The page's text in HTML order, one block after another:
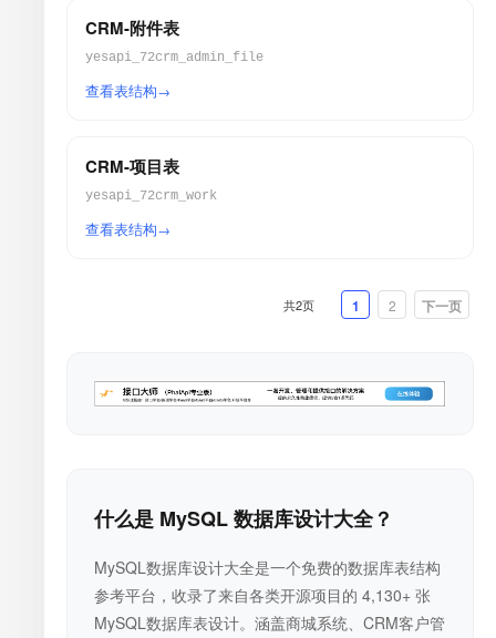
CRM-附件表
yesapi_72crm_admin_file
查看表结构
CRM-项目表
yesapi_72crm_work
查看表结构
1 2 下一页
共2页
什么是 MySQL 数据库设计大全？
MySQL数据库设计大全是一个免费的数据库表结构
参考平台，收录了来自各类开源项目的 4,130+ 张
MySQL数据库表设计。涵盖商城系统、CRM客户管